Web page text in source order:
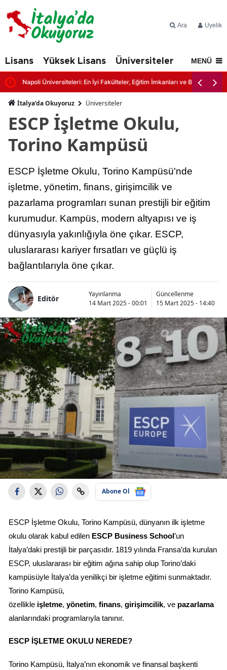
Ara Üyelik
Lisans Yüksek Lisans Üniversiteler İtalya'da
MENÜ
Napoli Üniversiteleri: En İyi Fakülteler, Eğitim İmkanları ve Başvuru
İtalya’da Okuyoruz Üniversiteler
ESCP İşletme Okulu,
Torino Kampüsü
ESCP İşletme Okulu, Torino Kampüsü'nde
işletme, yönetim, finans, girişimcilik ve
pazarlama programları sunan prestijli bir eğitim
kurumudur. Kampüs, modern altyapısı ve iş
dünyasıyla yakınlığıyla öne çıkar. ESCP,
uluslararası kariyer fırsatları ve güçlü iş
bağlantılarıyla öne çıkar.
Editör
Yayınlanma
14 Mart 2025 - 00:01
Güncellenme
15 Mart 2025 - 14:40
Abone Ol
ESCP İşletme Okulu, Torino Kampüsü, dünyanın ilk işletme
okulu olarak kabul edilen ESCP Business School ’un
İtalya’daki prestijli bir parçasıdır. 1819 yılında Fransa’da kurulan
ESCP, uluslararası bir eğitim ağına sahip olup Torino’daki
kampüsüyle İtalya’da yenilikçi bir işletme eğitimi sunmaktadır.
Torino Kampüsü,
özellikle işletme, yönetim, finans, girişimcilik, ve pazarlama
alanlarındaki programlarıyla tanınır.
ESCP İŞLETME OKULU NEREDE?
Torino Kampüsü, İtalya’nın ekonomik ve finansal başkenti